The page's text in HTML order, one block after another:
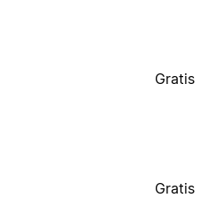
Gratis
Gratis